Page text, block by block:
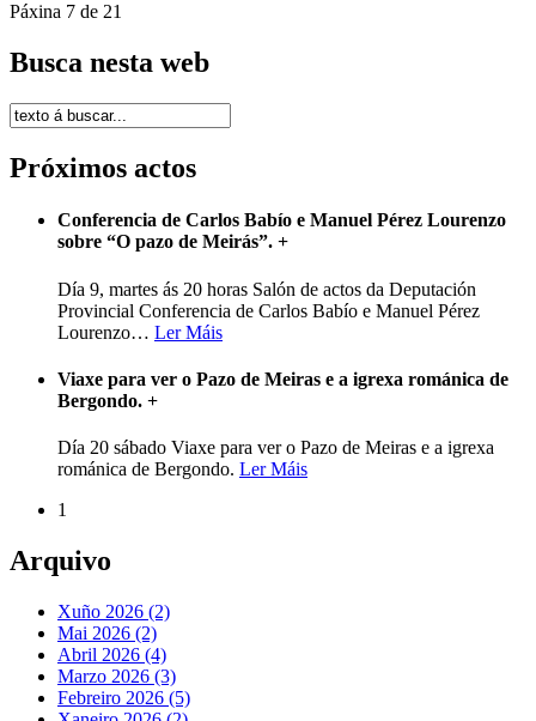
Páxina 7 de 21
Busca nesta web
Próximos actos
Conferencia de Carlos Babío e Manuel Pérez Lourenzo
sobre “O pazo de Meirás”. +
Día 9, martes ás 20 horas Salón de actos da Deputación
Provincial Conferencia de Carlos Babío e Manuel Pérez
Lourenzo… Ler Máis
Viaxe para ver o Pazo de Meiras e a igrexa románica de
Bergondo. +
Día 20 sábado Viaxe para ver o Pazo de Meiras e a igrexa
románica de Bergondo. Ler Máis
1
Arquivo
Xuño 2026 (2)
Mai 2026 (2)
Abril 2026 (4)
Marzo 2026 (3)
Febreiro 2026 (5)